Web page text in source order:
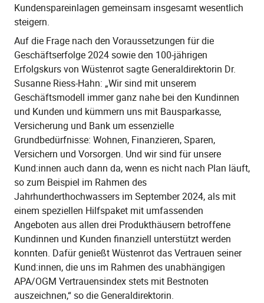
Kundenspareinlagen gemeinsam insgesamt wesentlich
steigern.
Auf die Frage nach den Voraussetzungen für die
Geschäftserfolge 2024 sowie den 100-jährigen
Erfolgskurs von Wüstenrot sagte Generaldirektorin Dr.
Susanne Riess-Hahn: „Wir sind mit unserem
Geschäftsmodell immer ganz nahe bei den Kundinnen
und Kunden und kümmern uns mit Bausparkasse,
Versicherung und Bank um essenzielle
Grundbedürfnisse: Wohnen, Finanzieren, Sparen,
Versichern und Vorsorgen. Und wir sind für unsere
Kund:innen auch dann da, wenn es nicht nach Plan läuft,
so zum Beispiel im Rahmen des
Jahrhunderthochwassers im September 2024, als mit
einem speziellen Hilfspaket mit umfassenden
Angeboten aus allen drei Produkthäusern betroffene
Kundinnen und Kunden finanziell unterstützt werden
konnten. Dafür genießt Wüstenrot das Vertrauen seiner
Kund:innen, die uns im Rahmen des unabhängigen
APA/OGM Vertrauensindex stets mit Bestnoten
auszeichnen,“ so die Generaldirektorin.